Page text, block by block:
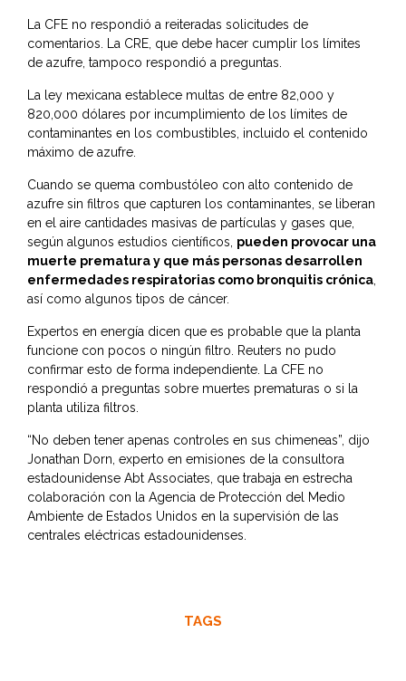
La CFE no respondió a reiteradas solicitudes de
comentarios. La CRE, que debe hacer cumplir los límites
de azufre, tampoco respondió a preguntas.
La ley mexicana establece multas de entre 82,000 y
820,000 dólares por incumplimiento de los límites de
contaminantes en los combustibles, incluido el contenido
máximo de azufre.
Cuando se quema combustóleo con alto contenido de
azufre sin filtros que capturen los contaminantes, se liberan
en el aire cantidades masivas de partículas y gases que,
según algunos estudios científicos, pueden provocar una
muerte prematura y que más personas desarrollen
enfermedades respiratorias como bronquitis crónica
así como algunos tipos de cáncer.
Expertos en energía dicen que es probable que la planta
funcione con pocos o ningún filtro. Reuters no pudo
confirmar esto de forma independiente. La CFE no
respondió a preguntas sobre muertes prematuras o si la
planta utiliza filtros.
“No deben tener apenas controles en sus chimeneas”, dijo
Jonathan Dorn, experto en emisiones de la consultora
estadounidense Abt Associates, que trabaja en estrecha
colaboración con la Agencia de Protección del Medio
Ambiente de Estados Unidos en la supervisión de las
centrales eléctricas estadounidenses.
TAGS